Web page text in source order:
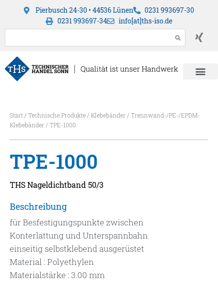
Pierbusch 24-30 • 44536 Lünen
0231 993697-30
0231 993697-34
info[at]ths-iso.de
Start/ Technische Produkte/ Klebebänder/ Trennwand-/PE-/EPDM-
Klebebänder/ TPE-1000
TPE-1000
THS Nageldichtband 50/3
Beschreibung
für Besfestigungspunkte zwischen
Konterlattung und Unterspannbahn
einseitig selbstklebend ausgerüstet
Material : Polyethylen
Materialstärke : 3.00 mm